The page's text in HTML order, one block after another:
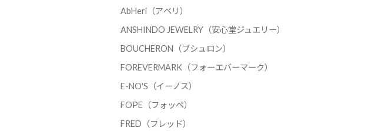
AbHeri（アベリ）
ANSHINDO JEWELRY（安心堂ジュエリー）
BOUCHERON（ブシュロン）
FOREVERMARK（フォーエバーマーク）
E-NO'S（イーノス）
FOPE（フォッペ）
FRED（フレッド）